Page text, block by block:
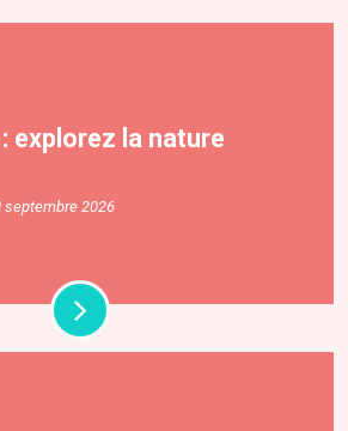
explorez la nature
septembre 2026